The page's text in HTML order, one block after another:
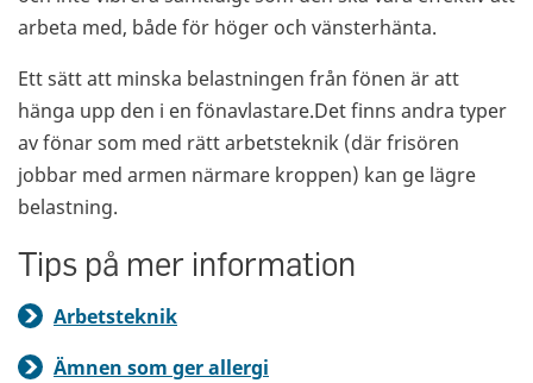
arbeta med, både för höger och vänsterhänta.
Ett sätt att minska belastningen från fönen är att
hänga upp den i en fönavlastare.Det finns andra typer
av fönar som med rätt arbetsteknik (där frisören
jobbar med armen närmare kroppen) kan ge lägre
belastning.
Tips på mer information
Arbetsteknik
Ämnen som ger allergi